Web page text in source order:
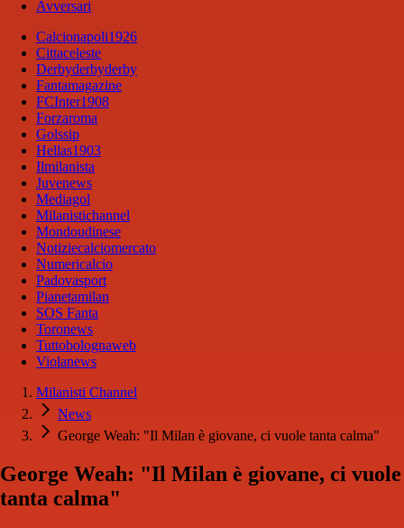
Avversari
Calcionapoli1926
Cittaceleste
Derbyderbyderby
Fantamagazine
FCInter1908
Forzaroma
Golssip
Hellas1903
Ilmilanista
Juvenews
Mediagol
Milanistichannel
Mondoudinese
Notiziecalciomercato
Numericalcio
Padovasport
Pianetamilan
SOS Fanta
Toronews
Tuttobolognaweb
Violanews
Milanisti Channel
News
George Weah: "Il Milan è giovane, ci vuole tanta calma"
George Weah: "Il Milan è giovane, ci vuole
tanta calma"